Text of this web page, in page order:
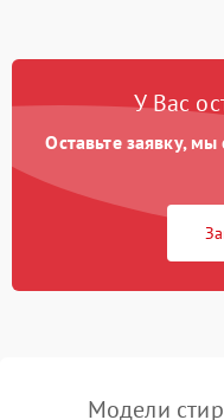
Замена платы
У Вас
Оставьте заявку,
Модели